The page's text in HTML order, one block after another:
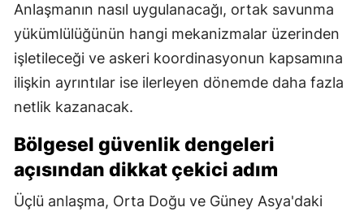
Anlaşmanın nasıl uygulanacağı, ortak savunma
yükümlülüğünün hangi mekanizmalar üzerinden
işletileceği ve askeri koordinasyonun kapsamına
ilişkin ayrıntılar ise ilerleyen dönemde daha fazla
netlik kazanacak.
Bölgesel güvenlik dengeleri
açısından dikkat çekici adım
Üçlü anlaşma, Orta Doğu ve Güney Asya'daki